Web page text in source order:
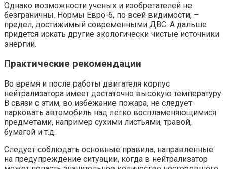
Однако возможности ученых и изобретателей не
безграничны. Нормы Евро-6, по всей видимости, –
предел, достижимый современными ДВС. А дальше
придется искать другие экологически чистые источники
энергии.
Практические рекомендации
Во время и после работы двигателя корпус
нейтрализатора имеет достаточно высокую температуру.
В связи с этим, во избежание пожара, не следует
парковать автомобиль над легко воспламеняющимися
предметами, например сухими листьями, травой,
бумагой и т.д.
Следует соблюдать основные правила, направленные
на предупреждение ситуации, когда в нейтрализатор